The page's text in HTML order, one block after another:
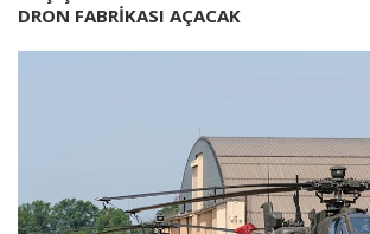
DRON FABRİKASI AÇACAK